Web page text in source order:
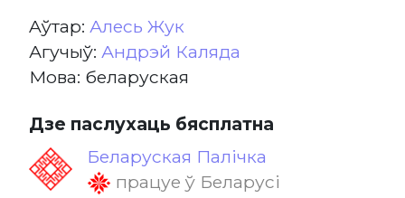
Aўтар: Алесь Жук
Агучыў: Андрэй Каляда
Мова: беларуская
Дзе паслухаць бясплатна
Беларуская Палічка
працуе ў Беларусі